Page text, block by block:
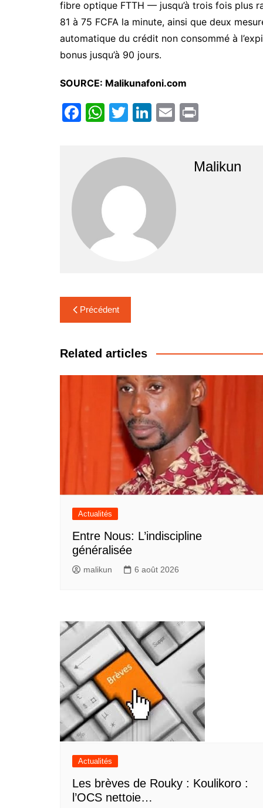
fibre optique FTTH — jusqu’à trois fois plus
81 à 75 FCFA la minute, ainsi que deux
automatique du crédit non consommé à
bonus jusqu’à 90 jours.
SOURCE: Malikunafoni.com
F
e
k
W
s
A
p
T
er
Li
e
dI
E
Malikun
Navigation
de
l’article
Précédent
Related articles
Actualités
Entre Nous: L’indiscipline
généralisée
malikun 6 août 2026
Actualités
Les brèves de Rouky : Koulikoro :
l’OCS nettoie…